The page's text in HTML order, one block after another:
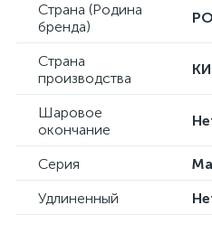
Страна (Родина
бренда)
Страна
производства
Шаровое
окончание
Серия
Удлиненный